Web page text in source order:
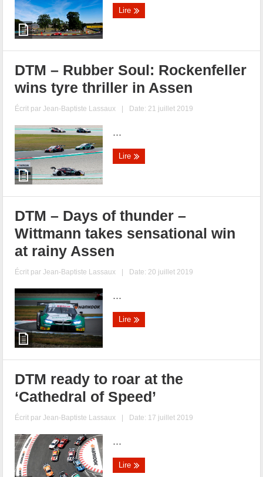
Lire
DTM – Rubber Soul: Rockenfeller
wins tyre thriller in Assen
Écrit parJean-Baptiste Lassaux | Date: 21 juillet 2019
...
Lire
DTM – Days of thunder –
Wittmann takes sensational win
at rainy Assen
Écrit parJean-Baptiste Lassaux | Date: 20 juillet 2019
...
Lire
DTM ready to roar at the
‘Cathedral of Speed’
Écrit parJean-Baptiste Lassaux | Date: 17 juillet 2019
...
Lire